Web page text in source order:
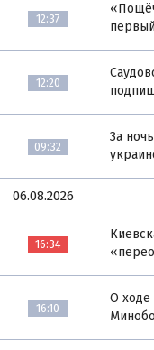
12:37
12:20
09:32
За
06.08.2026
16:34
16:10
О ходе